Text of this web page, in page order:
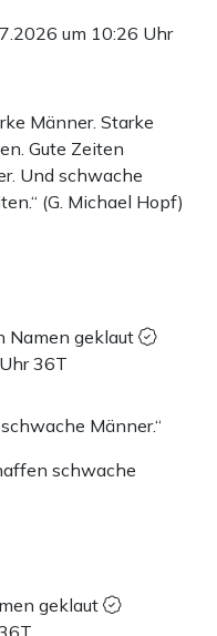
um 10:26 Uhr
Männer. Starke
Gute Zeiten
Und schwache
(G. Michael Hopf)
Namen geklaut
36T
Männer.“
schwache
geklaut